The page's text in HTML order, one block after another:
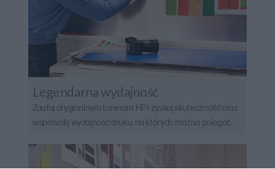
Legendarna wydajność
Zaufaj oryginalnym tonerom HP i zyskaj skuteczność oraz
wspaniałą wydajność druku, na których można polegać.